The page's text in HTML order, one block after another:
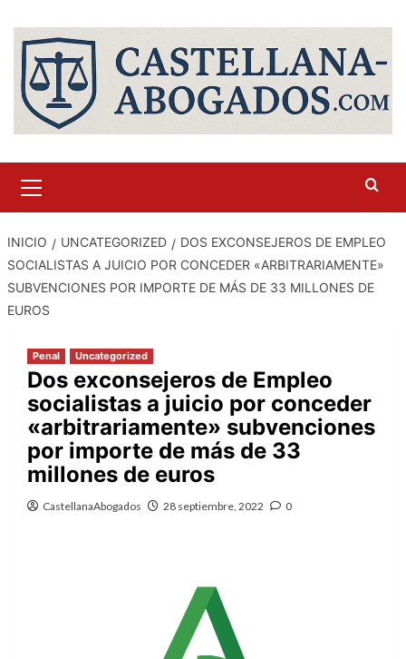
contenido
primario
INICIO UNCATEGORIZED
DOS EXCONSEJEROS DE EMPLEO
SOCIALISTAS A JUICIO POR CONCEDER «ARBITRARIAMENTE»
SUBVENCIONES POR IMPORTE DE MÁS DE 33 MILLONES DE
EUROS
Penal Uncategorized
Dos exconsejeros de Empleo
socialistas a juicio por conceder
«arbitrariamente» subvenciones
por importe de más de 33
millones de euros
CastellanaAbogados 28 septiembre, 2022 0